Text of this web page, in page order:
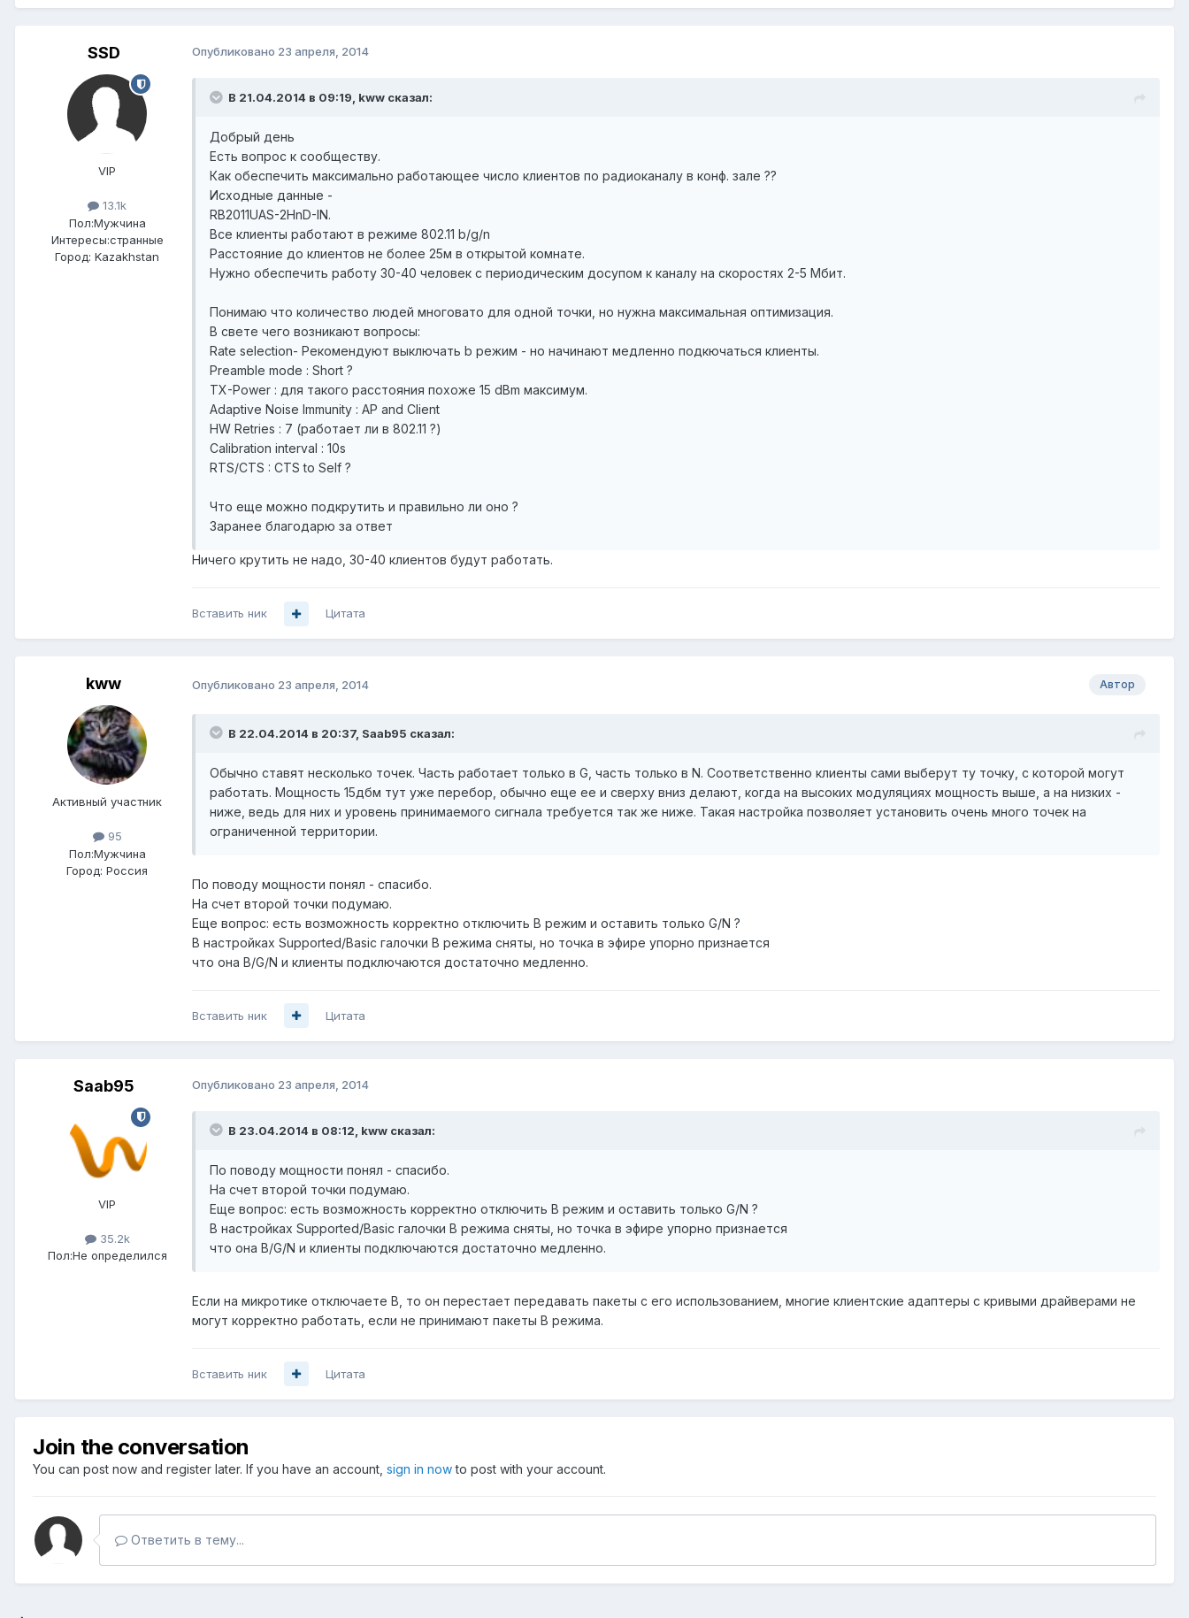
SSD
VIP
13.1k
Пол:Мужчина
Интересы:странные
Город: Kazakhstan
Опубликовано 23 апреля, 2014
В 21.04.2014 в 09:19, kww сказал:
Добрый день
Есть вопрос к сообществу.
Как обеспечить максимально работающее число клиентов по радиоканалу в конф. зале ??
Исходные данные -
RB2011UAS-2HnD-IN.
Все клиенты работают в режиме 802.11 b/g/n
Расстояние до клиентов не более 25м в открытой комнате.
Нужно обеспечить работу 30-40 человек с периодическим досупом к каналу на скоростях 2-5 Мбит.
Понимаю что количество людей многовато для одной точки, но нужна максимальная оптимизация.
В свете чего возникают вопросы:
Rate selection- Рекомендуют выключать b режим - но начинают медленно подкючаться клиенты.
Preamble mode : Short ?
TX-Power : для такого расстояния похоже 15 dBm максимум.
Adaptive Noise Immunity : AP and Client
HW Retries : 7 (работает ли в 802.11 ?)
Calibration interval : 10s
RTS/CTS : CTS to Self ?
Что еще можно подкрутить и правильно ли оно ?
Заранее благодарю за ответ
Ничего крутить не надо, 30-40 клиентов будут работать.
Вставить ник Цитата
kww
Активный участник
95
Пол:Мужчина
Город: Россия
Автор
Опубликовано 23 апреля, 2014
В 22.04.2014 в 20:37, Saab95 сказал:
Обычно ставят несколько точек. Часть работает только в G, часть только в N. Соответственно клиенты сами выберут ту точку, с которой могут
работать. Мощность 15дбм тут уже перебор, обычно еще ее и сверху вниз делают, когда на высоких модуляциях мощность выше, а на низких -
ниже, ведь для них и уровень принимаемого сигнала требуется так же ниже. Такая настройка позволяет установить очень много точек на
ограниченной территории.
По поводу мощности понял - спасибо.
На счет второй точки подумаю.
Еще вопрос: есть возможность корректно отключить B режим и оставить только G/N ?
В настройках Supported/Basic галочки B режима сняты, но точка в эфире упорно признается
что она B/G/N и клиенты подключаются достаточно медленно.
Вставить ник Цитата
Saab95
VIP
35.2k
Пол:Не определился
Опубликовано 23 апреля, 2014
В 23.04.2014 в 08:12, kww сказал:
По поводу мощности понял - спасибо.
На счет второй точки подумаю.
Еще вопрос: есть возможность корректно отключить B режим и оставить только G/N ?
В настройках Supported/Basic галочки B режима сняты, но точка в эфире упорно признается
что она B/G/N и клиенты подключаются достаточно медленно.
Если на микротике отключаете B, то он перестает передавать пакеты с его использованием, многие клиентские адаптеры с кривыми драйверами не
могут корректно работать, если не принимают пакеты B режима.
Вставить ник Цитата
Join the conversation
You can post now and register later. If you have an account, sign in nowto post with your account.
Ответить в тему...